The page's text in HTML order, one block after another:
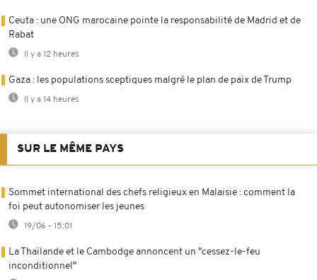
Ceuta : une ONG marocaine pointe la responsabilité de Madrid et de
Rabat
Il y a 12 heures
Gaza : les populations sceptiques malgré le plan de paix de Trump
Il y a 14 heures
SUR LE MÊME PAYS
Sommet international des chefs religieux en Malaisie : comment la
foi peut autonomiser les jeunes
19/06 - 15:01
La Thaïlande et le Cambodge annoncent un "cessez-le-feu
inconditionnel"